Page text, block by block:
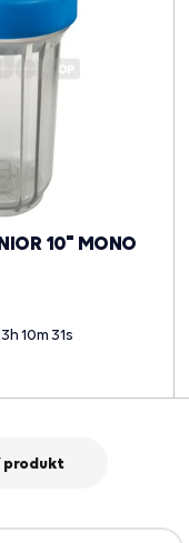
10" MONO
h10m30s
produkt